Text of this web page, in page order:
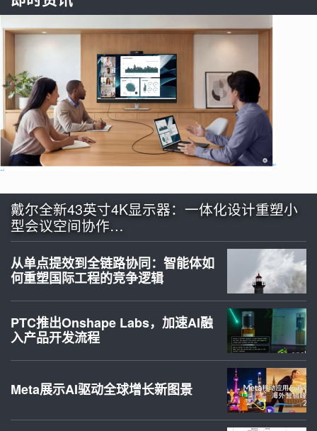
戴尔全新43英寸4K显示器：一体化设计重塑小
型会议空间协作…
从单点提效到全链路协同：智能体如
何重塑国际工程的竞争逻辑
PTC推出Onshape Labs，加速AI融
入产品开发流程
Meta展示AI驱动全球增长新图景